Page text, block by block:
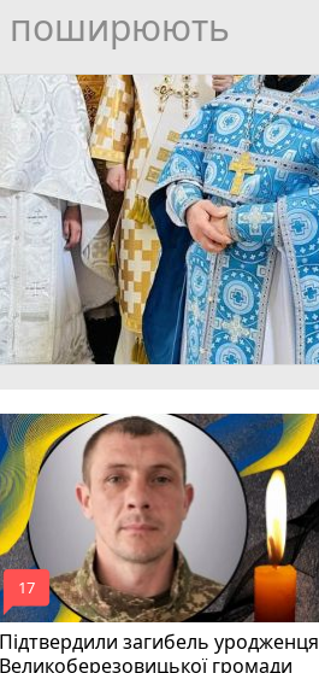
поширюють
Підтвердили загибель уродженця
Великоберезовицької громади
mode_comment
17